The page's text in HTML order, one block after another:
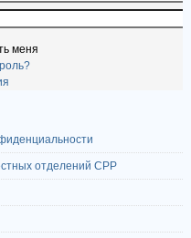
меня
отделений СРР